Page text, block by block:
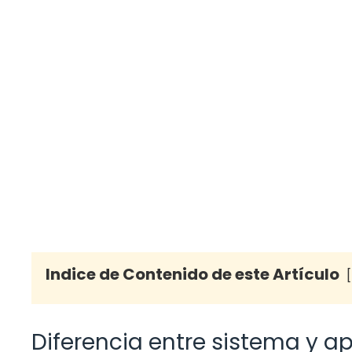
Indice de Contenido de este Artículo
Diferencia entre sistema y